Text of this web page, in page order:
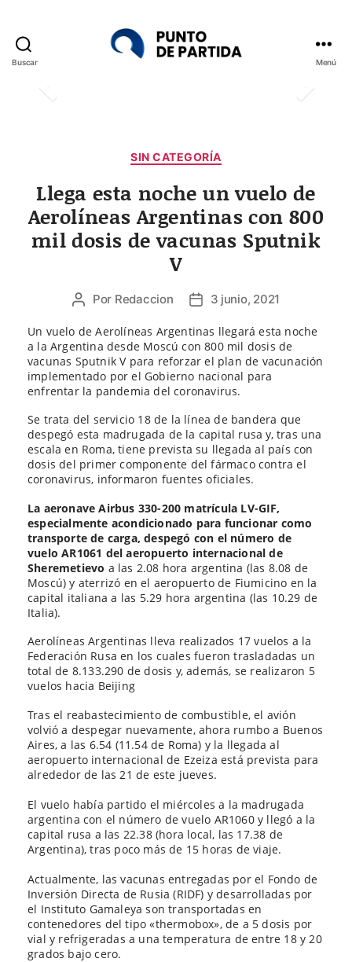
Buscar Menú
Categorías
SIN CATEGORÍA
Llega esta noche un vuelo de
Aerolíneas Argentinas con 800
mil dosis de vacunas Sputnik
V
Autor
la
entrada
Por Redaccion
Fecha
la
entrada
3 junio, 2021
Un vuelo de Aerolíneas Argentinas llegará esta noche
a la Argentina desde Moscú con 800 mil dosis de
vacunas Sputnik V para reforzar el plan de vacunación
implementado por el Gobierno nacional para
enfrentar la pandemia del coronavirus.
Se trata del servicio 18 de la línea de bandera que
despegó esta madrugada de la capital rusa y, tras una
escala en Roma, tiene prevista su llegada al país con
dosis del primer componente del fármaco contra el
coronavirus, informaron fuentes oficiales.
La aeronave Airbus 330-200 matrícula LV-GIF,
especialmente acondicionado para funcionar como
transporte de carga, despegó con el número de
vuelo AR1061 del aeropuerto internacional de
Sheremetievo a las 2.08 hora argentina (las 8.08 de
Moscú) y aterrizó en el aeropuerto de Fiumicino en la
capital italiana a las 5.29 hora argentina (las 10.29 de
Italia).
Aerolíneas Argentinas lleva realizados 17 vuelos a la
Federación Rusa en los cuales fueron trasladadas un
total de 8.133.290 de dosis y, además, se realizaron 5
vuelos hacia Beijing
Tras el reabastecimiento de combustible, el avión
volvió a despegar nuevamente, ahora rumbo a Buenos
Aires, a las 6.54 (11.54 de Roma) y la llegada al
aeropuerto internacional de Ezeiza está prevista para
alrededor de las 21 de este jueves.
El vuelo había partido el miércoles a la madrugada
argentina con el número de vuelo AR1060 y llegó a la
capital rusa a las 22.38 (hora local, las 17.38 de
Argentina), tras poco más de 15 horas de viaje.
Actualmente, las vacunas entregadas por el Fondo de
Inversión Directa de Rusia (RIDF) y desarrolladas por
el Instituto Gamaleya son transportadas en
contenedores del tipo «thermobox», de a 5 dosis por
vial y refrigeradas a una temperatura de entre 18 y 20
grados bajo cero.